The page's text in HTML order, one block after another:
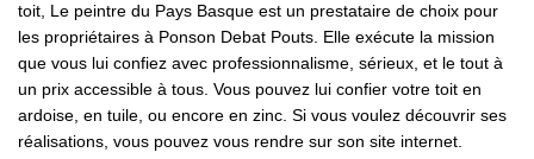
toit, Le peintre du Pays Basque est un prestataire de choix pour
les propriétaires à Ponson Debat Pouts. Elle exécute la mission
que vous lui confiez avec professionnalisme, sérieux, et le tout à
un prix accessible à tous. Vous pouvez lui confier votre toit en
ardoise, en tuile, ou encore en zinc. Si vous voulez découvrir ses
réalisations, vous pouvez vous rendre sur son site internet.